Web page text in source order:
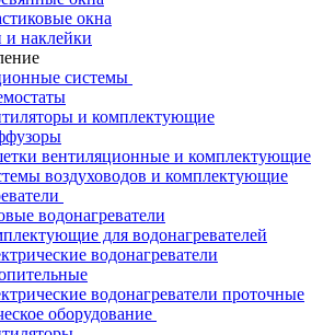
окна
и наклейки
системы
и комплектующие
вентиляционные и комплектующие
воздуховодов и комплектующие
водонагреватели
для водонагревателей
водонагреватели
водонагреватели проточные
оборудование